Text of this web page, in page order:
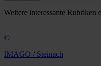
Weitere interessante Rubriken
©
IMAGO / Steinach